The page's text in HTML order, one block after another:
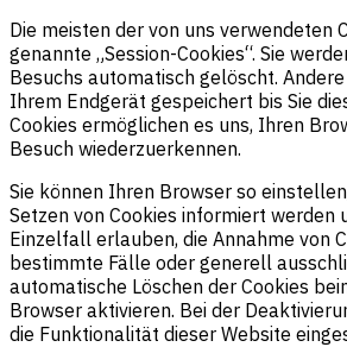
Die meisten der von uns verwendeten
genannte „Session-Cookies“. Sie
Besuchs automatisch gelöscht.
Ihrem Endgerät gespeichert bis Sie
Cookies ermöglichen es uns, Ihren
Besuch wiederzuerkennen.
Sie können Ihren Browser so
Setzen von Cookies informiert werden
Einzelfall erlauben, die Annahme von
bestimmte Fälle oder generell
automatische Löschen der Cookies
Browser aktivieren. Bei der
die Funktionalität dieser Website